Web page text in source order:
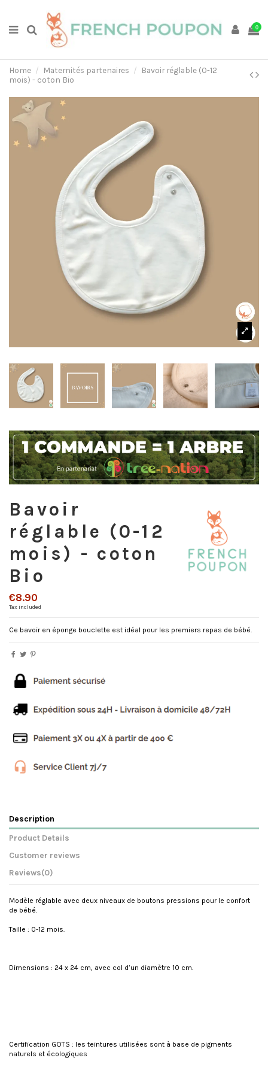
0
Home Maternités partenaires
Bavoir réglable (0-12
mois) - coton Bio
Bavoir
réglable (0-12
mois) - coton
Bio
€8.90
Tax included
Ce bavoir en éponge bouclette est idéal pour les premiers repas de bébé.
Description
Product Details
Customer reviews
Reviews(0)
Modèle réglable avec deux niveaux de boutons pressions pour le confort
de bébé.
Taille : 0-12 mois.
Dimensions : 24 x 24 cm, avec col d’un diamètre 10 cm.
Certification GOTS : les teintures utilisées sont à base de pigments
naturels et écologiques